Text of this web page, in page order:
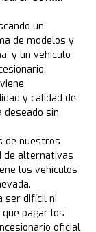
un
de modelos y
y un vehículo
y calidad de
deseado sin
de nuestros
de alternativas
los vehículos
ser difícil ni
pagar los
oficial